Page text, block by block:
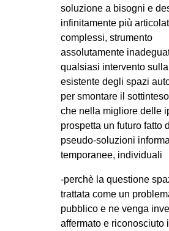
tw
bsky
ms
soluzione a bisogni e
infinitamente più
complessi, strumento
assolutamente
qualsiasi intervento
esistente degli spazi
per smontare il
che nella migliore delle
prospetta un futuro fatto
pseudo-soluzioni
temporanee, individuali
-perchè la questione
trattata come un
pubblico e ne venga
affermato e riconosciuto